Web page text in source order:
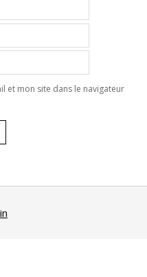
et mon site dans le navigateur